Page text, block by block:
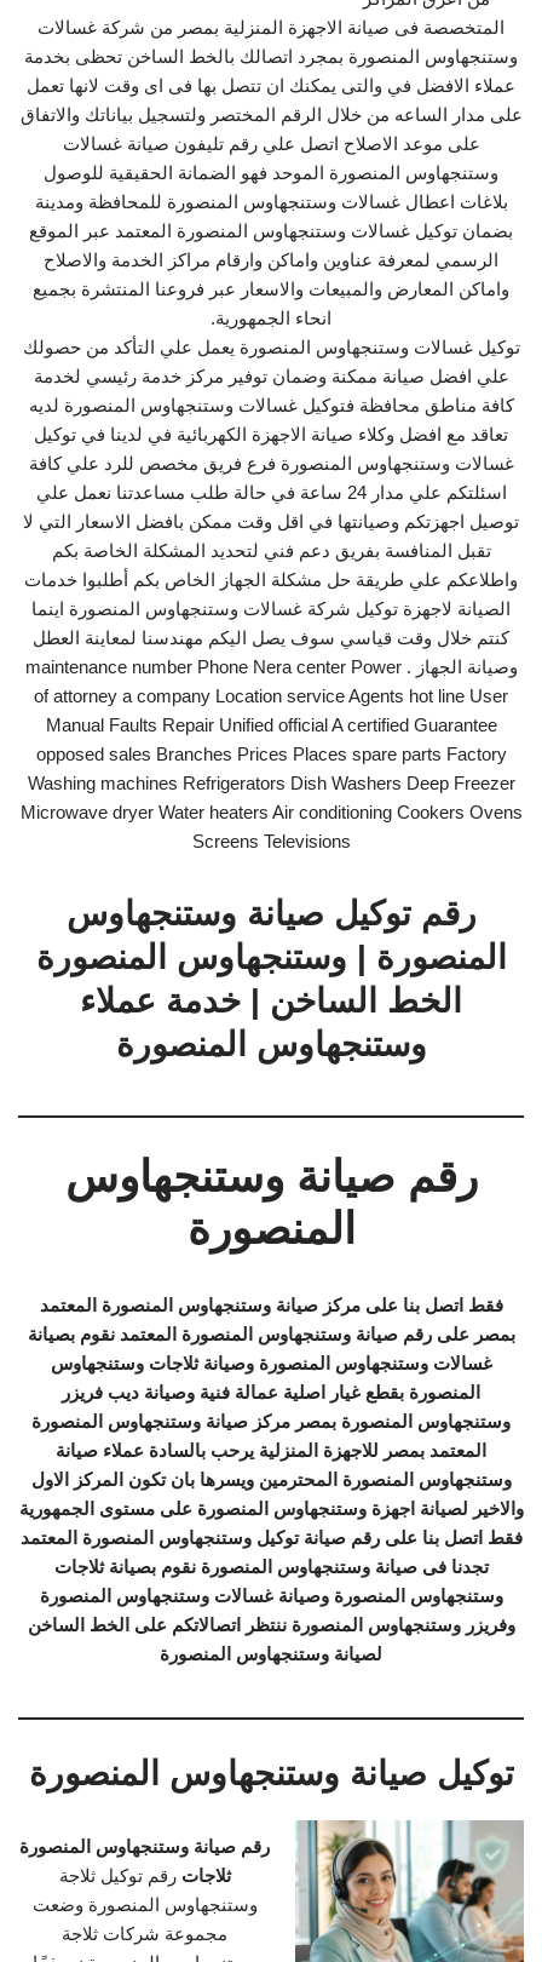
المتخصصة فى صيانة الاجهزة المنزلية بمصر من شركة غسالات
وستنجهاوس المنصورة بمجرد اتصالك بالخط الساخن تحظى بخدمة
عملاء الافضل في والتى يمكنك ان تتصل بها فى اى وقت لانها تعمل
على مدار الساعه من خلال الرقم المختصر ولتسجيل بياناتك والاتفاق
على موعد الاصلاح اتصل علي رقم تليفون صيانة غسالات
وستنجهاوس المنصورة الموحد فهو الضمانة الحقيقية للوصول
بلاغات اعطال غسالات وستنجهاوس المنصورة للمحافظة ومدينة
بضمان توكيل غسالات وستنجهاوس المنصورة المعتمد عبر الموقع
الرسمي لمعرفة عناوين واماكن وارقام مراكز الخدمة والاصلاح
واماكن المعارض والمبيعات والاسعار عبر فروعنا المنتشرة بجميع
انحاء الجمهورية.
توكيل غسالات وستنجهاوس المنصورة يعمل علي التأكد من حصولك
علي افضل صيانة ممكنة وضمان توفير مركز خدمة رئيسي لخدمة
كافة مناطق محافظة فتوكيل غسالات وستنجهاوس المنصورة لديه
تعاقد مع افضل وكلاء صيانة الاجهزة الكهربائية في لدينا في توكيل
غسالات وستنجهاوس المنصورة فرع فريق مخصص للرد علي كافة
اسئلتكم علي مدار 24 ساعة في حالة طلب مساعدتنا نعمل علي
توصيل اجهزتكم وصيانتها في اقل وقت ممكن بافضل الاسعار التي لا
تقبل المنافسة بفريق دعم فني لتحديد المشكلة الخاصة بكم
واطلاعكم علي طريقة حل مشكلة الجهاز الخاص بكم أطلبوا خدمات
الصيانة لاجهزة توكيل شركة غسالات وستنجهاوس المنصورة اينما
كنتم خلال وقت قياسي سوف يصل اليكم مهندسنا لمعاينة العطل
وصيانة الجهاز . maintenance number Phone Nera center Power
of attorney a company Location service Agents hot line User
Manual Faults Repair Unified official A certified Guarantee
opposed sales Branches Prices Places spare parts Factory
Washing machines Refrigerators Dish Washers Deep Freezer
Microwave dryer Water heaters Air conditioning Cookers Ovens
Screens Televisions
رقم توكيل صيانة وستنجهاوس
المنصورة | وستنجهاوس المنصورة
الخط الساخن | خدمة عملاء
وستنجهاوس المنصورة
رقم صيانة وستنجهاوس
المنصورة
فقط اتصل بنا على مركز صيانة وستنجهاوس المنصورة المعتمد
بمصر على رقم صيانة وستنجهاوس المنصورة المعتمد نقوم بصيانة
غسالات وستنجهاوس المنصورة وصيانة ثلاجات وستنجهاوس
المنصورة بقطع غيار اصلية عمالة فنية وصيانة ديب فريزر
وستنجهاوس المنصورة بمصر مركز صيانة وستنجهاوس المنصورة
المعتمد بمصر للاجهزة المنزلية يرحب بالسادة عملاء صيانة
وستنجهاوس المنصورة المحترمين ويسرها بان تكون المركز الاول
والاخير لصيانة اجهزة وستنجهاوس المنصورة على مستوى الجمهورية
فقط اتصل بنا على رقم صيانة توكيل وستنجهاوس المنصورة المعتمد
تجدنا فى صيانة وستنجهاوس المنصورة نقوم بصيانة ثلاجات
وستنجهاوس المنصورة وصيانة غسالات وستنجهاوس المنصورة
وفريزر وستنجهاوس المنصورة ننتظر اتصالاتكم على الخط الساخن
لصيانة وستنجهاوس المنصورة
توكيل صيانة وستنجهاوس المنصورة
رقم صيانة وستنجهاوس المنصورة
ثلاجات رقم توكيل ثلاجة
وستنجهاوس المنصورة وضعت
مجموعة شركات ثلاجة